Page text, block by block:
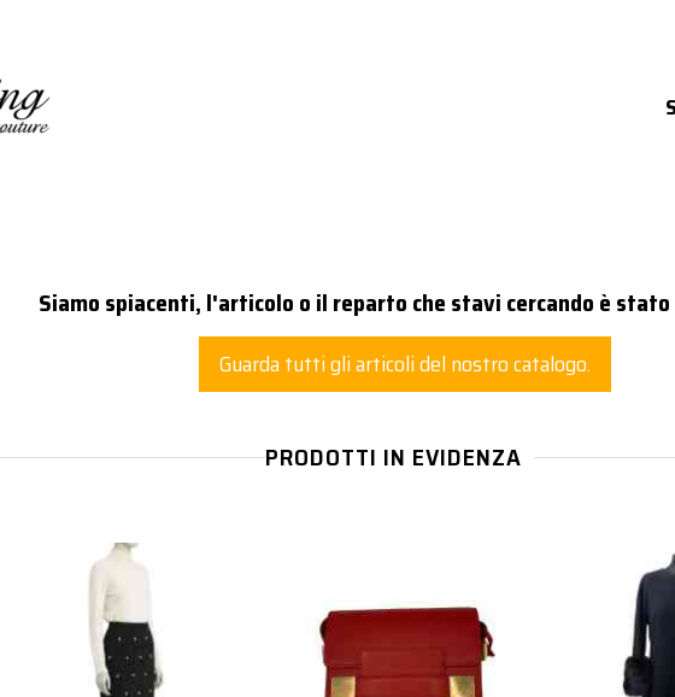
Siamo spiacenti, l'articolo o il reparto che stavi cercando è
Guarda tutti gli articoli del nostro catalogo.
PRODOTTI IN EVIDENZA